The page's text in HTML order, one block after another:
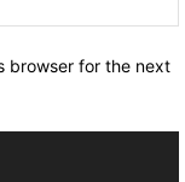
browser for the next